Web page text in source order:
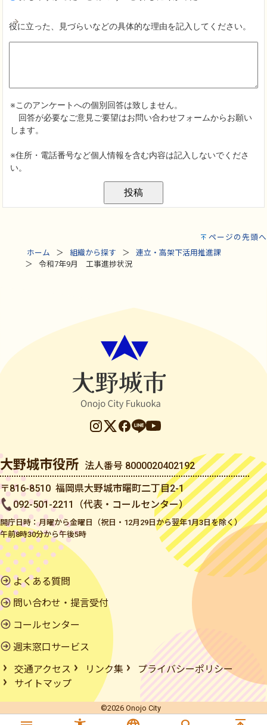
ページの先頭へ
ホーム
組織から探す
連立・高架下活用推進課
令和7年9月 工事進捗状況
大野城市役所 法人番号 8000020402192
〒816-8510 福岡県大野城市曙町二丁目2-1
092-501-2211（代表・コールセンター）
開庁日時：月曜から金曜日（祝日・12月29日から翌年1月3日を除く）
午前8時30分から午後5時
よくある質問
問い合わせ・提言受付
コールセンター
週末窓口サービス
交通アクセス
リンク集
プライバシーポリシー
サイトマップ
©2026 Onojo City